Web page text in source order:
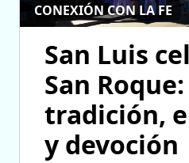
CONEXIÓN CON LA FE
San Luis
San
tradición,
y devoción